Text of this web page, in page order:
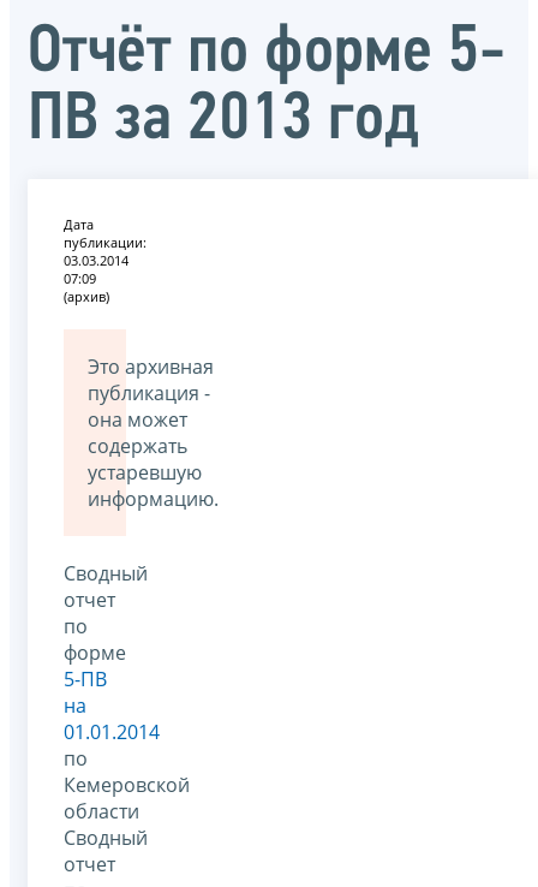
Отчёт по форме 5-
ПВ за 2013 год
Дата
публикации:
03.03.2014
07:09
(архив)
Это архивная
публикация -
она может
содержать
устаревшую
информацию.
Сводный
отчет
по
форме
5-ПВ
на
01.01.2014
по
Кемеровской
области
Сводный
отчет